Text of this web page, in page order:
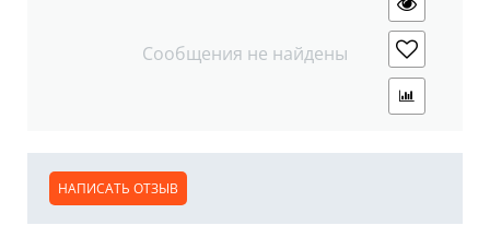
Сообщения не найдены
НАПИСАТЬ ОТЗЫВ